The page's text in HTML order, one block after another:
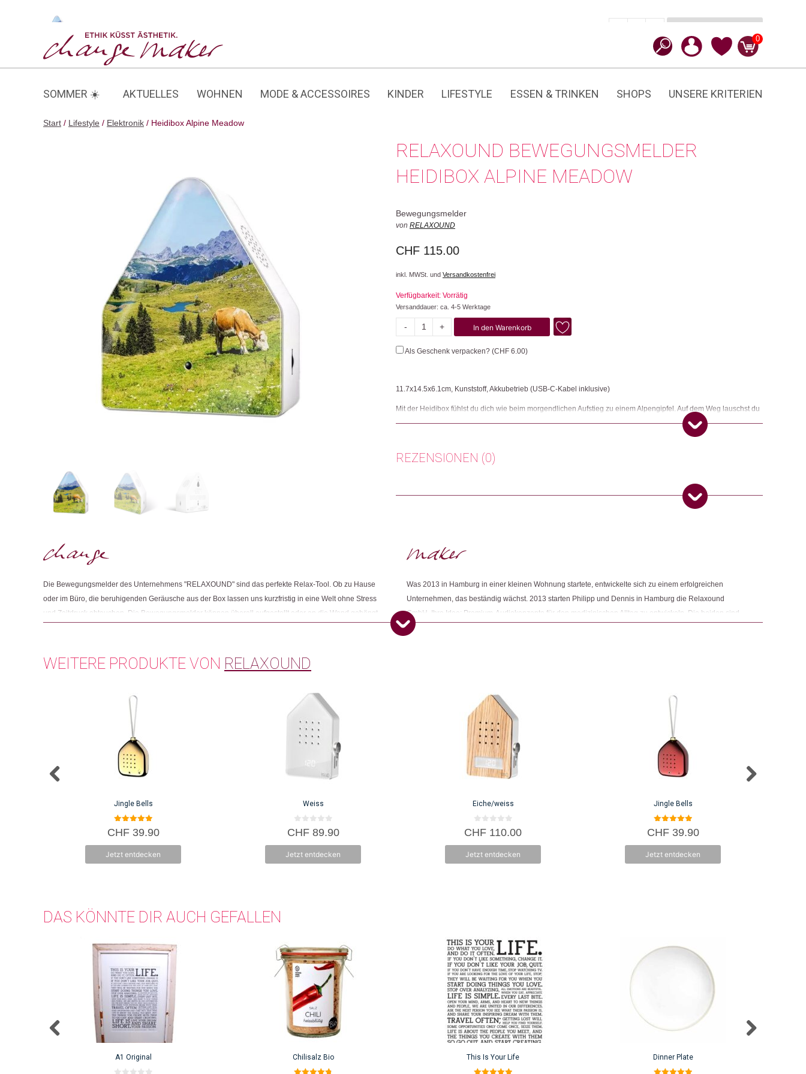
0
SOMMER ☀️ AKTUELLES WOHNEN MODE & ACCESSOIRES KINDER LIFESTYLE ESSEN & TRINKEN SHOPS UNSERE KRITERIEN
Start / Lifestyle / Elektronik / Heidibox Alpine Meadow
RELAXOUND BEWEGUNGSMELDER
HEIDIBOX ALPINE MEADOW
Bewegungsmelder
von RELAXOUND
CHF 115.00
inkl. MWSt. und Versandkostenfrei
Verfügbarkeit: Vorrätig
Versanddauer: ca. 4-5 Werktage
-
Heidibox
Alpine
Meadow
+ In den Warenkorb
Als Geschenk verpacken? (CHF 6.00)
11.7x14.5x6.1cm, Kunststoff, Akkubetrieb (USB-C-Kabel inklusive)
Mit der Heidibox fühlst du dich wie beim morgendlichen Aufstieg zu einem Alpengipfel. Auf dem Weg lauschst du
fasziniert der Natur und fühlst dich frei. Das erfrischende Alpen-Panorama erklingt nach dem Vorbeigehen am
Bewegungssensor für 190 Sekunden, genug Zeit, um dir frische Energie zu schenken. Das Duo-Speaker-System
Lautsprecher spielt die Bergatmosphäre, der andere setzt alpine Akzente.
Dieses Produkt weiterempfehlen:
REZENSIONEN (0)
Die Bewegungsmelder des Unternehmens "RELAXOUND" sind das perfekte Relax-Tool. Ob zu Hause
oder im Büro, die beruhigenden Geräusche aus der Box lassen uns kurzfristig in eine Welt ohne Stress
und Zeitdruck abtauchen. Die Bewegungsmelder können überall aufgestellt oder an die Wand gehängt
fairen Arbeitsbedingungen in kleinen Betrieben herstellen, resp. verpacken. Sie kennen die
Mitarbeitenden persönlich und besuchen regelmässig die Fabrikationsstätten. 1% des Umsatzes von
Was 2013 in Hamburg in einer kleinen Wohnung startete, entwickelte sich zu einem erfolgreichen
Unternehmen, das beständig wächst. 2013 starten Philipp und Dennis in Hamburg die Relaxound
GmbH. Ihre Idee: Premium-Audiokonzepte für den medizinischen Alltag zu entwickeln. Die beiden sind
davon überzeugt, dass der gezielte Einsatz von Klängen Patienten dabei hilft, medizinische
WEITERE PRODUKTE VON RELAXOUND
Jingle Bells
5.00
von 5
CHF39.90
Jetzt entdecken
Weiss
0
v
5
CHF89.90
Jetzt entdecken
Eiche/weiss
0
v
5
CHF 110.00
Jetzt entdecken
Jingle Bells
5.00
von 5
CHF39.90
Jetzt entdecken
DAS KÖNNTE DIR AUCH GEFALLEN
A1 Original Chilisalz Bio This Is Your Life Dinner Plate